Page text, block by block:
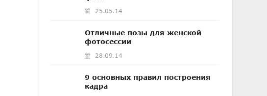
25.05.14
Отличные позы для женской
фотосессии
28.09.14
9 основных правил построения
кадра